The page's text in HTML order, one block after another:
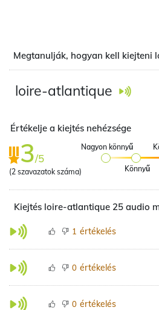
Megtanulják, hogyan kell kiejteni
loire-atlantique
Értékelje a kiejtés nehézsége
3/5
(2 szavazatok száma)
Nagyon könnyű
Könnyű
Kiejtés loire-atlantique 25 audio
1 értékelés
0 értékelés
0 értékelés